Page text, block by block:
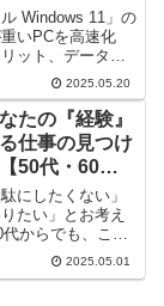
Windows 11」の
いPCを高速化
ット、データバ
ルメディア作成
、ドライバー導
問まで徹底網
説し、初心者で
サポートしま
2025.05.20
たの『経験』
仕事の見つけ
50代・60代
にしたくない」
たい」とお考え
からでも、これ
培った『経験』
の見つけ方、具
2025.05.01